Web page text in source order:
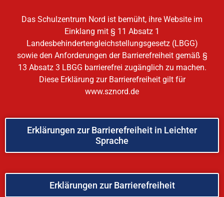
Das Schulzentrum Nord ist bemüht, ihre Website im
Einklang mit § 11 Absatz 1
Landesbehindertengleichstellungsgesetz (LBGG)
sowie den Anforderungen der Barrierefreiheit gemäß §
13 Absatz 3 LBGG barrierefrei zugänglich zu machen.
Diese Erklärung zur Barrierefreiheit gilt für
www.sznord.de
Erklärungen zur Barrierefreiheit in Leichter
Sprache
Erklärungen zur Barrierefreiheit